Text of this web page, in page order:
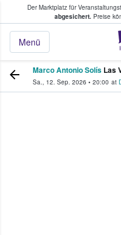
Der Marktplatz für
abgesichert.Preise
Menü
Tickets kaufen
Marco Antonio Solís Las
Sa., 12. Sep. 2026 • 20:00 at